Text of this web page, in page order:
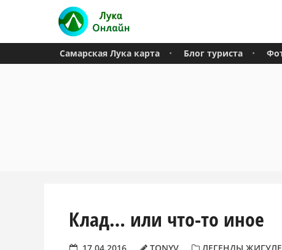
Самарская Лука карта Блог туриста
Клад… или что-то иное